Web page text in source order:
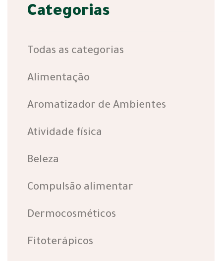
Categorias
Todas as categorias
Alimentação
Aromatizador de Ambientes
Atividade física
Beleza
Compulsão alimentar
Dermocosméticos
Fitoterápicos